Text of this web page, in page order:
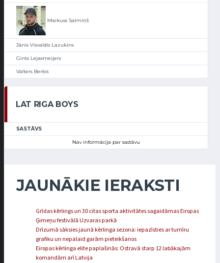
Markuss Salmiņš
Jānis Visvaldis Lazukins
Gints Lejasmeijers
Valters Berķis
LAT RIGA BOYS
SASTĀVS
Nav informācija par sastāvu
JAUNĀKIE IERAKSTI
Grīdas kērlings un 30 citas sporta aktivitātes sagaidāmas Eiropas
Ģimeņu festivālā Uzvaras parkā
Drīzumā sāksies jaunā kērlinga sezona: iepazīsties ar turnīru
grafiku un nepalaid garām pieteikšanos
Eiropas kērlinga elite paplašinās: Ostravā starp 12 labākajām
komandām arī Latvija